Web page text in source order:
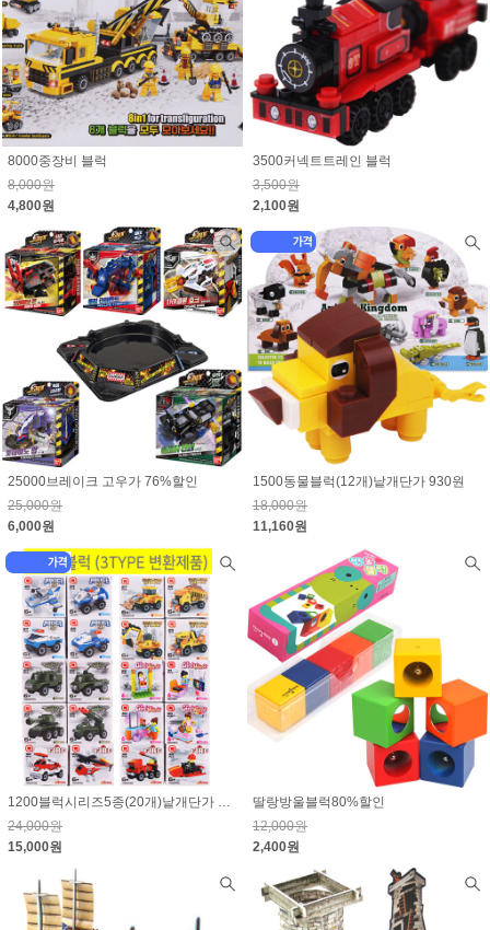
8000중장비 블럭
8,000원
4,800원
3500커넥트트레인 블럭
3,500원
2,100원
25000브레이크 고우가 76%할인
25,000원
6,000원
1500동물블럭(12개)낱개단가 930원
18,000원
11,160원
1200블럭시리즈5종(20개)낱개단가 750원
24,000원
15,000원
딸랑방울블럭80%할인
12,000원
2,400원